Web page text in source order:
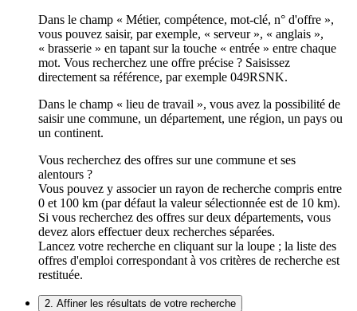
Dans le champ « Métier, compétence, mot-clé, n° d'offre »,
vous pouvez saisir, par exemple, « serveur », « anglais »,
« brasserie » en tapant sur la touche « entrée » entre chaque
mot. Vous recherchez une offre précise ? Saisissez
directement sa référence, par exemple 049RSNK.
Dans le champ « lieu de travail », vous avez la possibilité de
saisir une commune, un département, une région, un pays ou
un continent.
Vous recherchez des offres sur une commune et ses
alentours ?
Vous pouvez y associer un rayon de recherche compris entre
0 et 100 km (par défaut la valeur sélectionnée est de 10 km).
Si vous recherchez des offres sur deux départements, vous
devez alors effectuer deux recherches séparées.
Lancez votre recherche en cliquant sur la loupe ; la liste des
offres d'emploi correspondant à vos critères de recherche est
restituée.
2. Affiner les résultats de votre recherche